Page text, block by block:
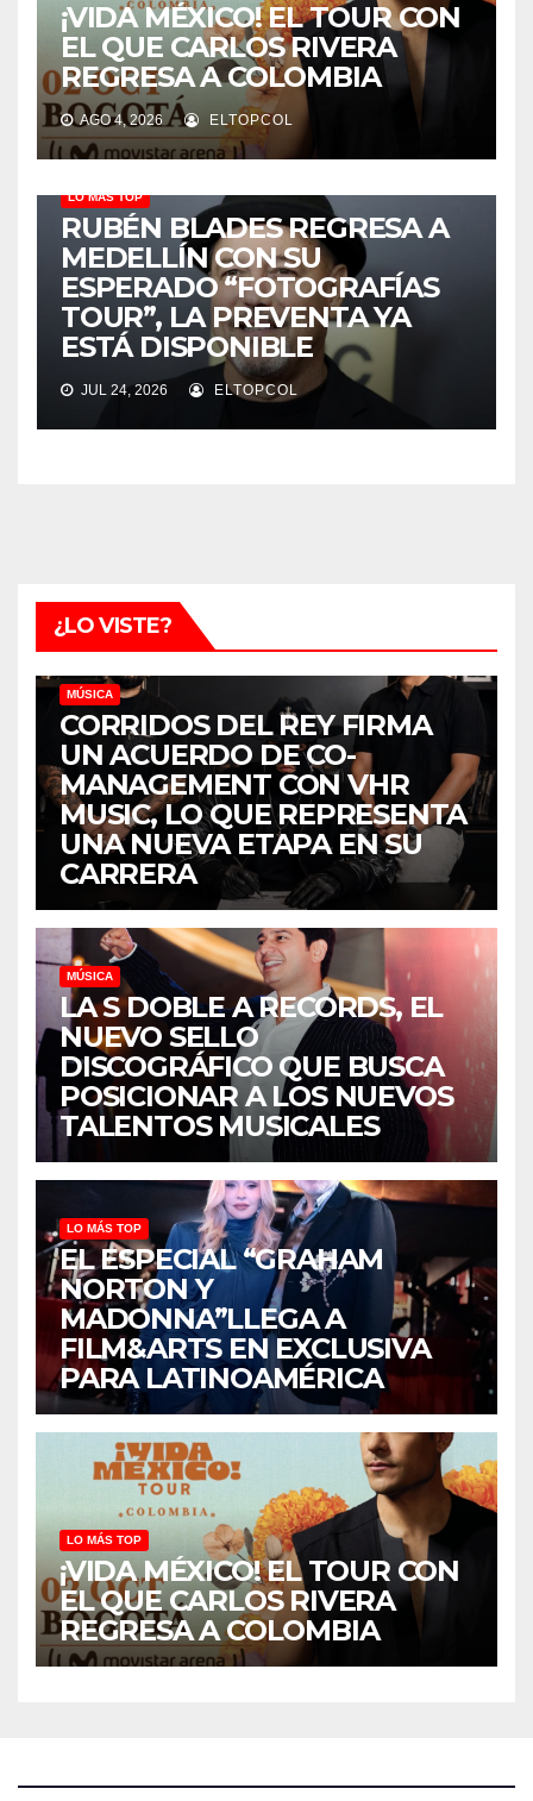
¡VIDA MÉXICO! EL TOUR CON
EL QUE CARLOS RIVERA
REGRESA A COLOMBIA
AGO 4, 2026 ELTOPCOL
LO MÁS TOP
RUBÉN BLADES REGRESA A
MEDELLÍN CON SU
ESPERADO “FOTOGRAFÍAS
TOUR”, LA PREVENTA YA
ESTÁ DISPONIBLE
JUL 24, 2026 ELTOPCOL
¿LO VISTE?
MÚSICA
CORRIDOS DEL REY FIRMA
UN ACUERDO DE CO-
MANAGEMENT CON VHR
MUSIC, LO QUE REPRESENTA
UNA NUEVA ETAPA EN SU
CARRERA
MÚSICA
LA S DOBLE A RECORDS, EL
NUEVO SELLO
DISCOGRÁFICO QUE BUSCA
POSICIONAR A LOS NUEVOS
TALENTOS MUSICALES
LO MÁS TOP
EL ESPECIAL “GRAHAM
NORTON Y
MADONNA”LLEGA A
FILM&ARTS EN EXCLUSIVA
PARA LATINOAMÉRICA
LO MÁS TOP
¡VIDA MÉXICO! EL TOUR CON
EL QUE CARLOS RIVERA
REGRESA A COLOMBIA